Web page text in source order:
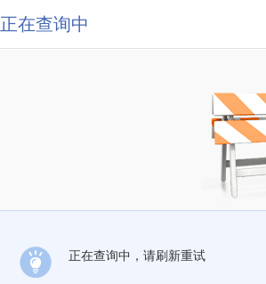
正在查询中
正在查询中，请刷新重试